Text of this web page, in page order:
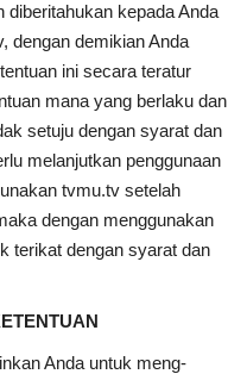
diberitahukan kepada Anda
dengan demikian Anda
ini secara teratur
mana yang berlaku dan
setuju dengan syarat dan
melanjutkan penggunaan
tvmu.tv setelah
dengan menggunakan
terikat dengan syarat dan
Anda untuk meng-